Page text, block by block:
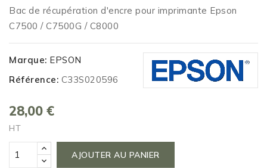
Bac de récupération d'encre pour imprimante Epson
C7500 / C7500G / C8000
Marque: EPSON
Référence: C33S020596
28,00 €
HT
AJOUTER AU PANIER